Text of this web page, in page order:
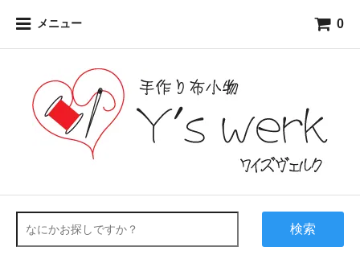
メニュー 0
検索